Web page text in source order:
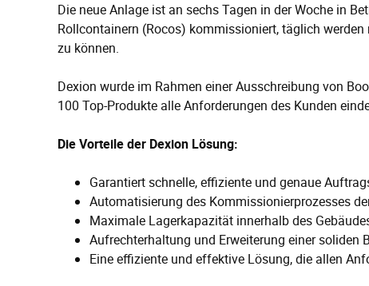
Die neue Anlage ist an sechs Tagen in der Woche in
Rollcontainern (Rocos) kommissioniert, täglich
zu können.
Dexion wurde im Rahmen einer Ausschreibung von
100 Top-Produkte alle Anforderungen des Kunden
Die Vorteile der Dexion Lösung:
Garantiert schnelle, effiziente und genaue
Automatisierung des Kommissionierprozesses
Maximale Lagerkapazität innerhalb des
Aufrechterhaltung und Erweiterung einer soliden
Eine effiziente und effektive Lösung, die allen